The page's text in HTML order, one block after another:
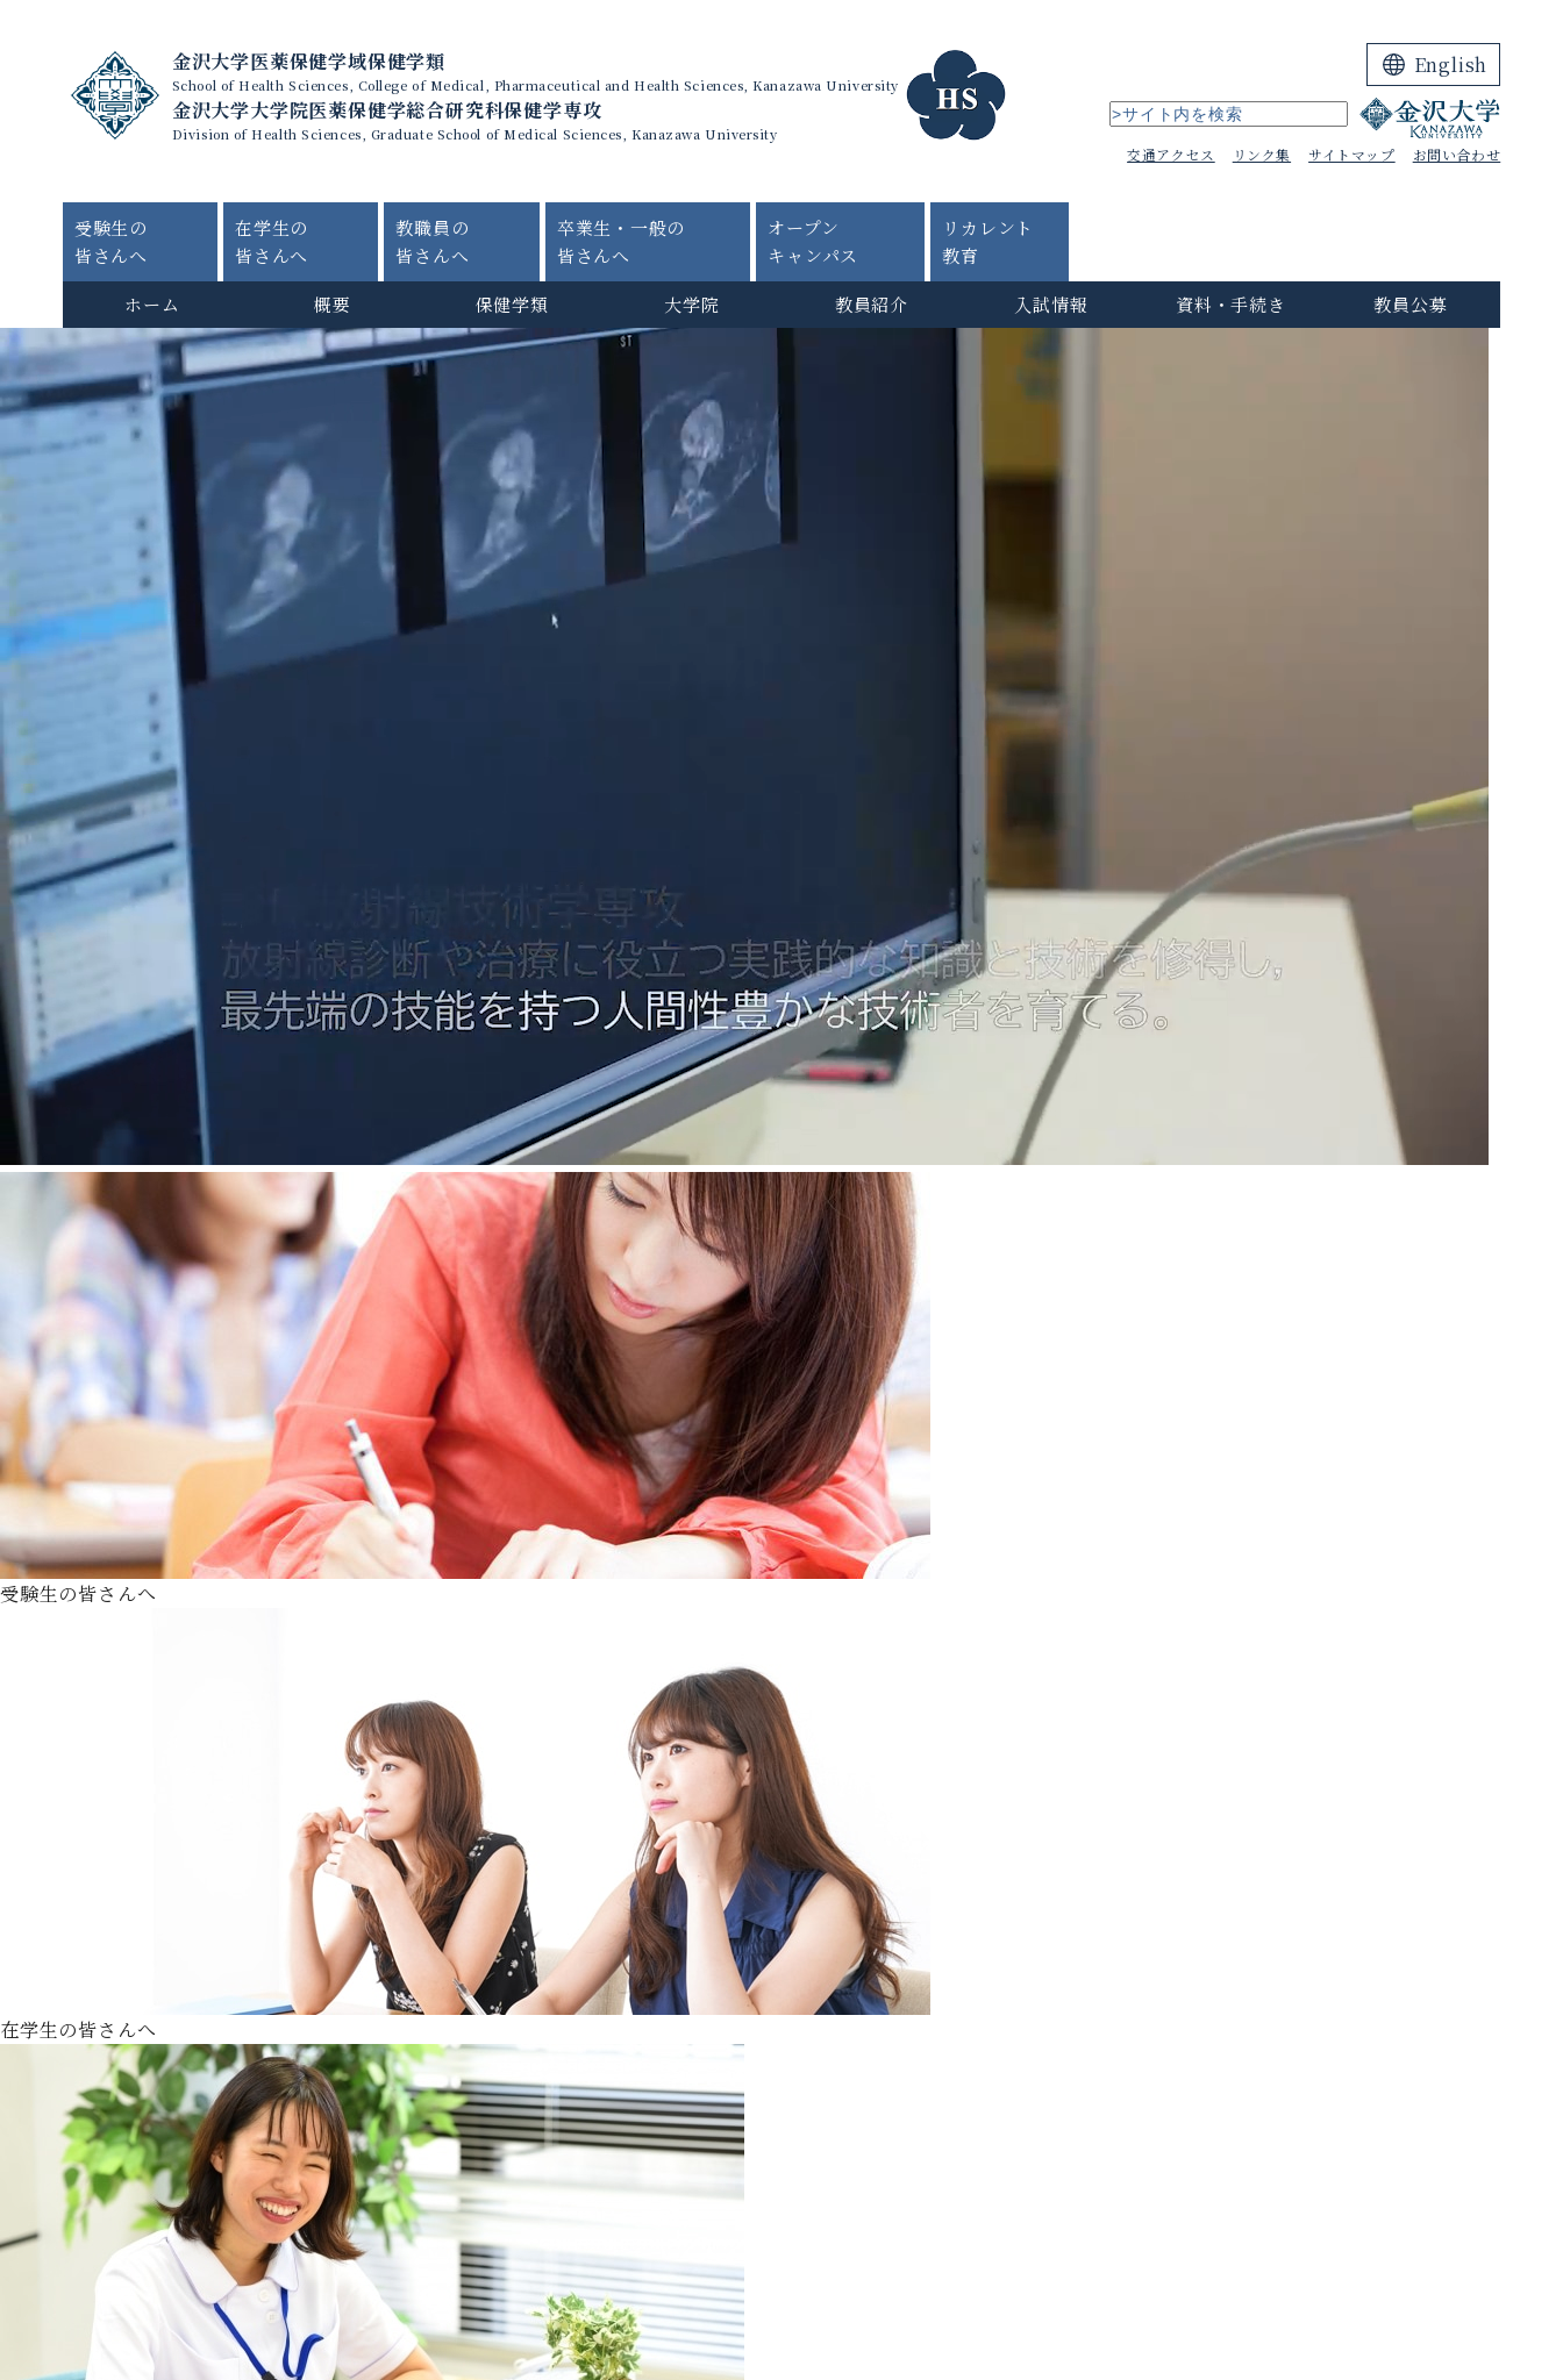
金沢大学医薬保健学域保健学類
School of Health Sciences, College of Medical, Pharmaceutical and Health Sciences, Kanazawa University
金沢大学大学院医薬保健学総合研究科保健学専攻
Division of Health Sciences, Graduate School of Medical Sciences, Kanazawa University
English
交通アクセス リンク集 サイトマップ お問い合わせ
受験生の
皆さんへ
在学生の
皆さんへ
教職員の
皆さんへ
卒業生・一般の
皆さんへ
オープン
キャンパス
リカレント
教育
ホーム
概要 保健学類 大学院 教員紹介 入試情報 資料・手続き 教員公募
受験生の皆さんへ
在学生の皆さんへ